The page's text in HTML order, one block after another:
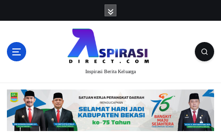
Inspirasi Berita Keluarga